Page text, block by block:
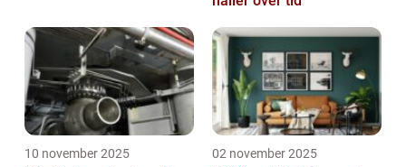
10 november 2025 02 november 2025